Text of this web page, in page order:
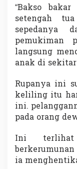
“Bakso
setengah
sepedanya
pemukiman
langsung
anak di
Rupanya ini
keliling itu
ini.
pada orang
Ini terlihat
ia